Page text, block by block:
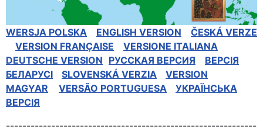
WERSJA POLSKA ENGLISH VERSION
ČESKÁ VERZE
VERSION FRANÇAISE
VERSIONE ITALIANA
DEUTSCHE VERSION РУССКАЯ BЕРСИЯ
BEPCIЯ
БЕЛАРУСІ
SLOVENSKÁ VERZIA
VERSION
MAGYAR
VERSÃO PORTUGUESA
УКРАЇНСЬКА
ВЕРСІЯ
-------------------------------------------------------------